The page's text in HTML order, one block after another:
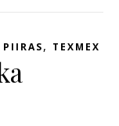
, TEXMEX